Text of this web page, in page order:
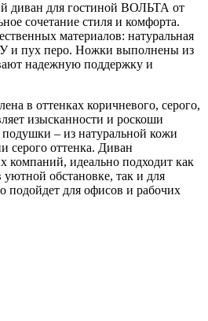
диван для гостиной ВОЛЬТА от
сочетание стиля и комфорта.
материалов: натуральная
и пух перо. Ножки выполнены из
надежную поддержку и
в оттенках коричневого, серого,
изысканности и роскоши
– из натуральной кожи
серого оттенка. Диван
компаний, идеально подходит как
уютной обстановке, так и для
подойдет для офисов и рабочих